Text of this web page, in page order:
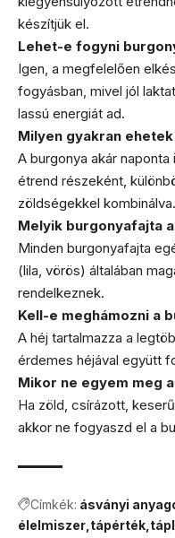
készítjük el.
Lehet-e fogyni
Igen, a megfelelően
fogyásban, mivel jól
lassú energiát ad.
Milyen gyakran
A burgonya akár
étrend részeként,
zöldségekkel kombinálva.
Melyik burgonyafajta
Minden burgonyafajta
(lila, vörös) általában
rendelkeznek.
Kell-e meghámozni a
A héj tartalmazza a
érdemes héjával együtt
Mikor ne egyem meg
Ha zöld, csírázott,
akkor ne fogyaszd el a
Címkék: ásványi
élelmiszer tápérték